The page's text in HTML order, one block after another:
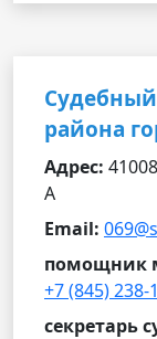
района
Адрес:
А
Email:
помощник
+7 (845) 238-
секретарь